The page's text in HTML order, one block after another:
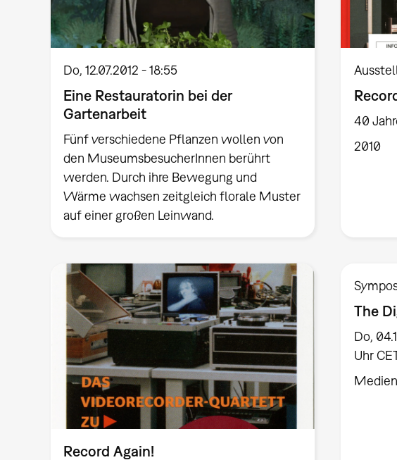
Do, 12.07.2012 - 18:55
Eine Restauratorin bei der
Gartenarbeit
Fünf verschiedene Pflanzen wollen von
den MuseumsbesucherInnen berührt
werden. Durch ihre Bewegung und
Wärme wachsen zeitgleich florale Muster
auf einer großen Leinwand.
40
2010
Record Again!
The
Do,
Uhr